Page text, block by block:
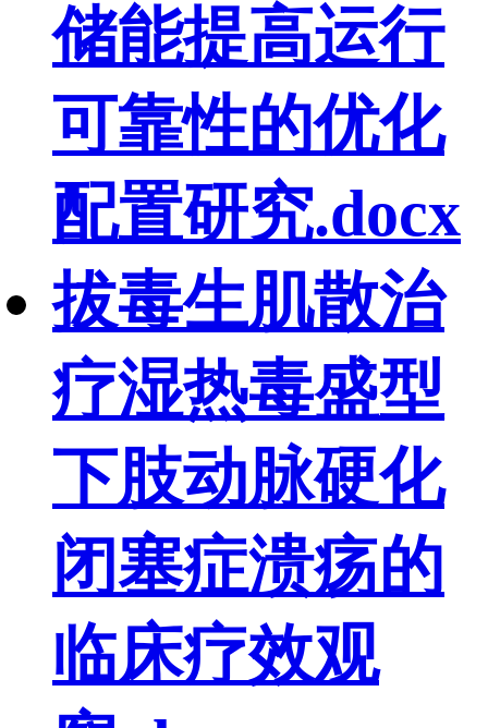
储能提高运行
可靠性的优化
配置研究.docx
拔毒生肌散治
疗湿热毒盛型
下肢动脉硬化
闭塞症溃疡的
临床疗效观